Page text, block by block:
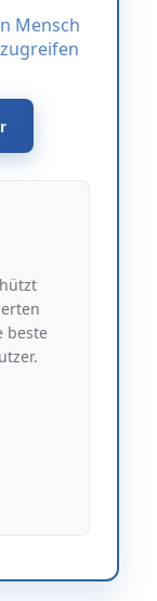
Mensch
beste